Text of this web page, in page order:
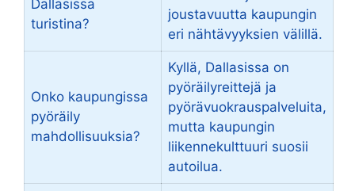
Dallasissa
turistina?
joustavuutta kaupungin
eri nähtävyyksien välillä.
Onko kaupungissa
pyöräily
mahdollisuuksia?
Kyllä, Dallasissa on
pyöräilyreittejä ja
pyörävuokrauspalveluita,
mutta kaupungin
liikennekulttuuri suosii
autoilua.